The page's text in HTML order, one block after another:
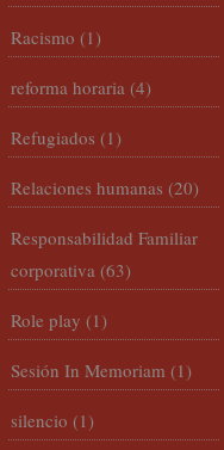
Racismo (1)
reforma horaria (4)
Refugiados (1)
Relaciones humanas (20)
Responsabilidad Familiar
corporativa (63)
Role play (1)
Sesión In Memoriam (1)
silencio (1)